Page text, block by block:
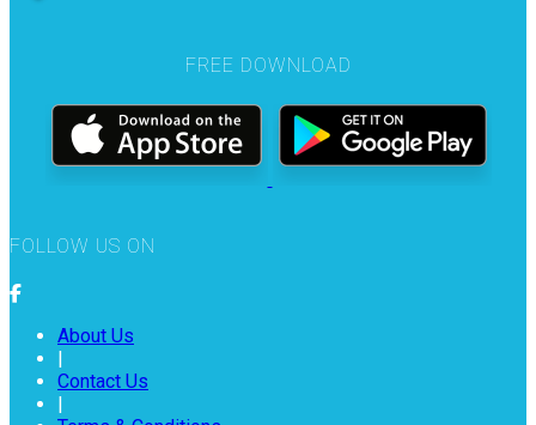
FREE DOWNLOAD
FOLLOW US ON
About Us
Contact Us